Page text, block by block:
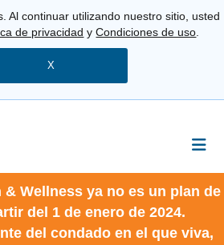
Al continuar utilizando nuestro sitio, usted
de privacidad yCondiciones de uso
X
Wellness ya no es un plan de
del 1 de enero de 2024.
del condado en el que viva,